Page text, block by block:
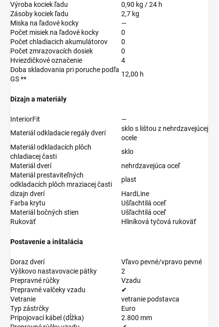
Výroba kociek ľadu
0,90 kg / 24 h
Zásoby kociek ľadu
2,7 kg
Miska na ľadové kocky
—
Počet misiek na ľadové kocky
0
Počet chladiacich akumulátorov
0
Počet zmrazovacích dosiek
0
Hviezdičkové označenie
4
Doba skladovania pri poruche podľa
GS **
12,00 h
Dizajn a materiály
InteriorFit
—
Materiál odkladacie regály dverí
sklo s lištou z nehrdzavejúcej
ocele
Materiál odkladacích plôch
chladiacej časti
sklo
Materiál dverí
nehrdzavejúca oceľ
Materiál prestaviteľných
odkladacích plôch mraziacej časti
plast
dizajn dverí
HardLine
Farba krytu
Ušľachtilá oceľ
Materiál bočných stien
Ušľachtilá oceľ
Rukoväť
Hliníková tyčová rukoväť
Postavenie a inštalácia
Doraz dverí
Vľavo pevné/vpravo pevné
Výškovo nastavovacie pätky
2
Prepravné rúčky
Vzadu
Prepravné valčeky vzadu
✔
Vetranie
vetranie podstavca
Typ zástrčky
Euro
Pripojovací kábel (dĺžka)
2.800 mm